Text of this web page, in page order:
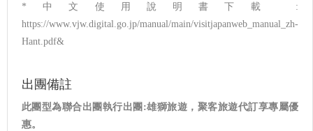
*中文使用說明書下載 :
https://www.vjw.digital.go.jp/manual/main/visitjapanweb_manual_zh-
Hant.pdf&
出團備註
此團型為聯合出團執行出團:雄獅旅遊，聚客旅遊代訂享專屬優
惠。